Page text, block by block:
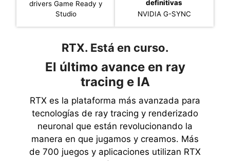
drivers Game Ready y
Studio
definitivas
NVIDIA G-SYNC
RTX. Está en curso.
El último avance en ray
tracing e IA
RTX es la plataforma más avanzada para
tecnologías de ray tracing y renderizado
neuronal que están revolucionando la
manera en que jugamos y creamos. Más
de 700 juegos y aplicaciones utilizan RTX